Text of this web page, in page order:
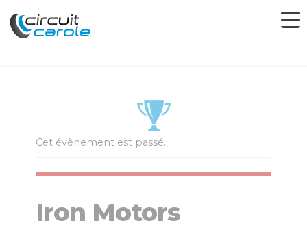
Cet évènement est passé.
Iron Motors